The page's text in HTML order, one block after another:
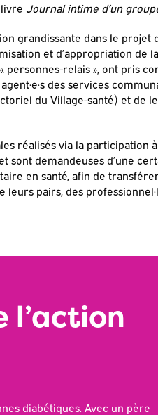
Journal intime d’un
grandissante dans le projet
et d’appropriation de
personnes-relais », ont pris
des services
du Village-santé) et de
réalisés via la participation
sont demandeuses d’une
en santé, afin de
pairs, des
l’action
diabétiques. Avec un père